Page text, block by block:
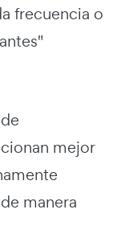
frecuencia o
mejor
manera